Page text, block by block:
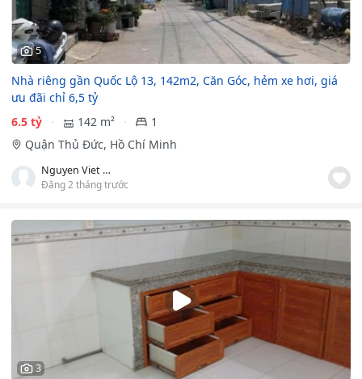
5
Nhà riêng gần Quốc Lộ 13, 142m2, Căn Góc, hẻm xe hơi, giá
ưu đãi chỉ 6,5 tỷ
6.5 tỷ
142 m²
1
Quận Thủ Đức, Hồ Chí Minh
Nguyen Viet Lam
Đăng 2 tháng trước
3